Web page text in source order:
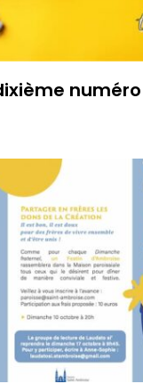
numéro